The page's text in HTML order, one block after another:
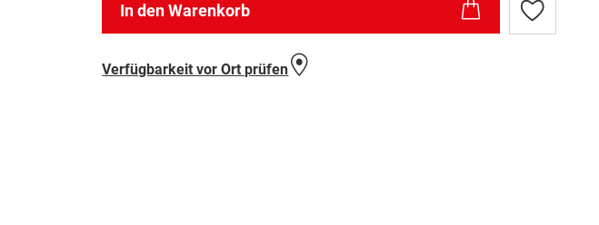
In den Warenkorb
Zur
Wunschliste
Verfügbarkeit vor Ort prüfen